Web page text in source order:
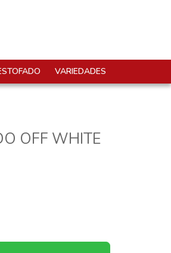
VARIEDADES
OFF WHITE